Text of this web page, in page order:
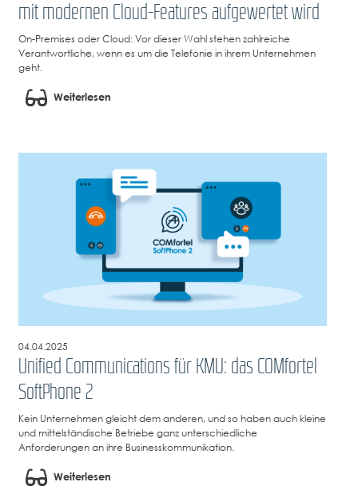
mit modernen Cloud-Features aufgewertet wird
On-Premises oder Cloud: Vor dieser Wahl stehen zahlreiche
Verantwortliche, wenn es um die Telefonie in ihrem Unternehmen
geht.
Weiterlesen
04.04.2025
Unified Communications für KMU: das COMfortel
SoftPhone 2
Kein Unternehmen gleicht dem anderen, und so haben auch kleine
und mittelständische Betriebe ganz unterschiedliche
Anforderungen an ihre Businesskommunikation.
Weiterlesen